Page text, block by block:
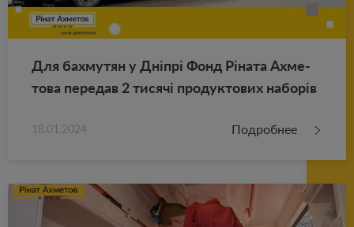
Для ба­хму­тян у Дніпрі Фонд Ріната Ах­ме­
то­ва пе­ре­дав 2 тисячі про­дук­то­вих наборів
18.01.2024 Подробнее